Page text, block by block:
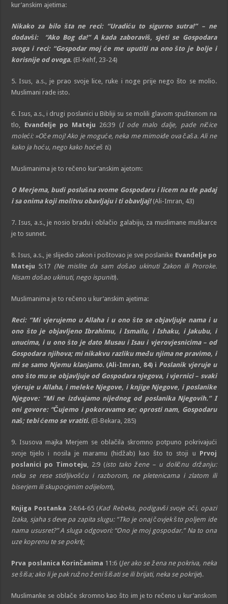
kur’anskim ajetima:
Nikako za bilo šta ne reci: “Uradiću to sigurno sutra!” – ne
dodavši: “Ako Bog da!” A kada zaboraviš, sjeti se Gospodara
svoga i reci: “Gospodar moj će me uputiti na ono što je bolje i
korisnije od ovoga. (El-Kehf, 23-24)
5. Isus, a.s., je prao svoje lice, ruke i noge prije nego što se molio.
Muslimani rade isto.
6. Isus, a.s., i drugi poslanici u Bibliji su se molili glavom spuštenom na
tlo, Evanđelje po Mateju 26:39 (I ode malo dalje, pade ničice
moleći: »Oče moj! Ako je moguće, neka me mimoiđe ova čaša. Ali ne
kako ja hoću, nego kako hoćeš ti.)
Muslimanima je to rečeno kur’anskim ajetom:
O Merjema, budi poslušna svome Gospodaru i licem na tle padaj
i sa onima koji molitvu obavljaju i ti obavljaj! (Ali-Imran, 43)
7. Isus, a.s., je nosio bradu i oblačio galabiju, za muslimane muškarce
je to sunnet.
8. Isus, a.s., je slijedio zakon i poštovao je sve poslanike Evanđelje po
Mateju 5:17 (Ne mislite da sam došao ukinuti Zakon ili Proroke.
Nisam došao ukinuti, nego ispuniti).
Muslimanima je to rečeno u kur’anskim ajetima:
Reci: “Mi vjerujemo u Allaha i u ono što se objavljuje nama i u
ono što je objavljeno Ibrahimu, i Ismailu, i Ishaku, i Jakubu, i
unucima, i u ono što je dato Musau i Isau i vjerovjesnicima – od
Gospodara njihova; mi nikakvu razliku među njima ne pravimo, i
mi se samo Njemu klanjamo. (Ali-Imran, 84) i Poslanik vjeruje u
ono što mu se objavljuje od Gospodara njegova, i vjernici – svaki
vjeruje u Allaha, i meleke Njegove, i knjige Njegove, i poslanike
Njegove: “Mi ne izdvajamo nijednog od poslanika Njegovih.” I
oni govore: “Čujemo i pokoravamo se; oprosti nam, Gospodaru
naš; tebi ćemo se vratiti. (El-Bekara, 285)
9. Isusova majka Merjem se oblačila skromno potpuno pokrivajući
svoje tijelo i nosila je maramu (hidžab) kao što to stoji u Prvoj
poslanici po Timoteju , 2:9 (isto tako žene – u doličnu držanju:
neka se rese stidljivošću i razborom, ne pletenicama i zlatom ili
biserjem ili skupocjenim odijelom),
Knjiga Postanka 24:64-65 (Kad Rebeka, podigavši svoje oči, opazi
Izaka, sjaha s deve pa zapita slugu: “Tko je onaj čovjek što poljem ide
nama ususret?” A sluga odgovori: “Ono je moj gospodar.” Na to ona
uze koprenu te se pokri);
Prva poslanica Korinčanima 11:6 (Jer ako se žena ne pokriva, neka
se šiša; ako li je pak ružno ženi šišati se ili brijati, neka se pokrije).
Muslimanke se oblače skromno kao što im je to rečeno u kur’anskom